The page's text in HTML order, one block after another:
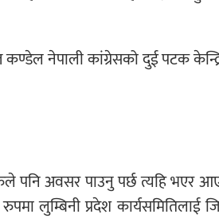
कण्डेल नेपाली कांग्रेसको दुई पटक
अवसर पाउनु पर्छ त्यहि भएर
लुम्बिनी प्रदेश